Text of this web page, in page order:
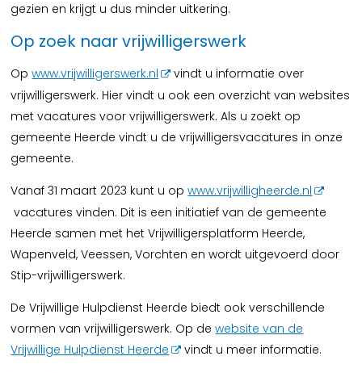
gezien en krijgt u dus minder uitkering.
Op zoek naar vrijwilligerswerk
Opwww.vrijwilligerswerk.nl
vindt u informatie over
vrijwilligerswerk. Hier vindt u ook een overzicht van websites
met vacatures voor vrijwilligerswerk. Als u zoekt op
gemeente Heerde vindt u de vrijwilligersvacatures in onze
gemeente.
Vanaf 31 maart 2023 kunt u opwww.vrijwilligheerde.nl
vacatures vinden. Dit is een initiatief van de gemeente
Heerde samen met het Vrijwilligersplatform Heerde,
Wapenveld, Veessen, Vorchten en wordt uitgevoerd door
Stip-vrijwilligerswerk.
De Vrijwillige Hulpdienst Heerde biedt ook verschillende
vormen van vrijwilligerswerk. Op dewebsite van de
Vrijwillige Hulpdienst Heerde
vindt u meer informatie.